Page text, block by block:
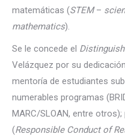
matemáticas (STEM–
mathematics).
Se le concede el
Velázquez por su
mentoría de estudiantes
numerables programas
MARC/SLOAN, entre
(Responsible Conduct of